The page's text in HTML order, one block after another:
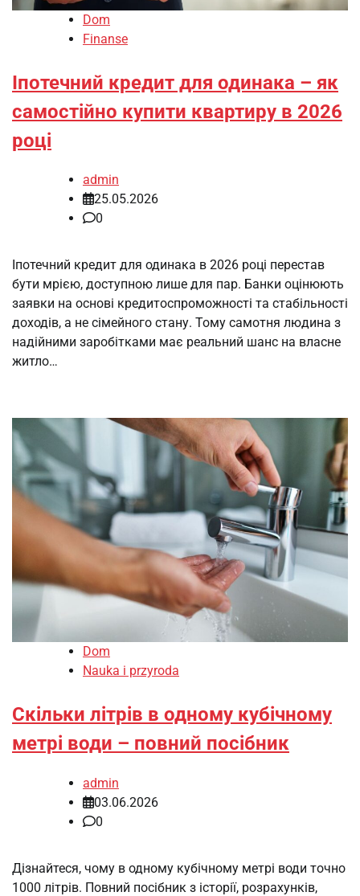
Dom
Finanse
Іпотечний кредит для одинака – як
самостійно купити квартиру в 2026
році
admin
25.05.2026
0
Іпотечний кредит для одинака в 2026 році перестав
бути мрією, доступною лише для пар. Банки оцінюють
заявки на основі кредитоспроможності та стабільності
доходів, а не сімейного стану. Тому самотня людина з
надійними заробітками має реальний шанс на власне
житло…
Dom
Nauka i przyroda
Скільки літрів в одному кубічному
метрі води – повний посібник
admin
03.06.2026
0
Дізнайтеся, чому в одному кубічному метрі води точно
1000 літрів. Повний посібник з історії, розрахунків,